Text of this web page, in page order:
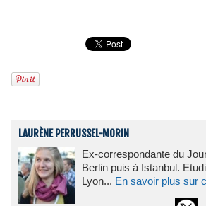
LAURÈNE PERRUSSEL-MORIN
Ex-correspondante du
Berlin puis à Istanbul.
Lyon... En savoir plus sur